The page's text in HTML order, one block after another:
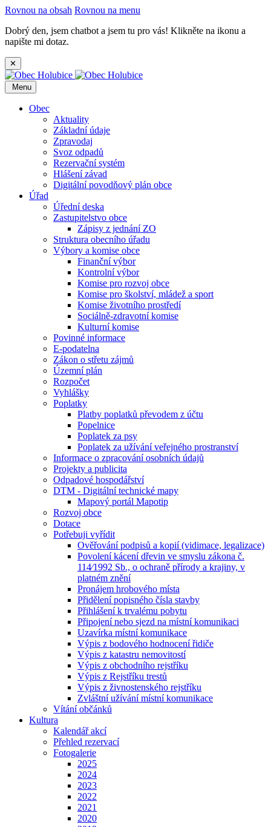
Rovnou na obsah Rovnou na menu
Dobrý den, jsem chatbot a jsem tu pro vás! Klikněte na ikonu a
napište mi dotaz.
✕
Menu
Obec
Aktuality
Základní údaje
Zpravodaj
Svoz odpadů
Rezervační systém
Hlášení závad
Digitální povodňový plán obce
Úřad
Úřední deska
Zastupitelstvo obce
Zápisy z jednání ZO
Struktura obecního úřadu
Výbory a komise obce
Finanční výbor
Kontrolní výbor
Komise pro rozvoj obce
Komise pro školství, mládež a sport
Komise životního prostředí
Sociálně-zdravotní komise
Kulturní komise
Povinné informace
E-podatelna
Zákon o střetu zájmů
Územní plán
Rozpočet
Vyhlášky
Poplatky
Platby poplatků převodem z účtu
Popelnice
Poplatek za psy
Poplatek za užívání veřejného prostranství
Informace o zpracování osobních údajů
Projekty a publicita
Odpadové hospodářství
DTM - Digitální technické mapy
Mapový portál Mapotip
Rozvoj obce
Dotace
Potřebuji vyřídit
Ověřování podpisů a kopií (vidimace, legalizace)
Povolení kácení dřevin ve smyslu zákona č.
114⁄1992 Sb., o ochraně přírody a krajiny, v
platném znění
Pronájem hrobového místa
Přidělení popisného čísla stavby
Přihlášení k trvalému pobytu
Připojení nebo sjezd na místní komunikaci
Uzavírka místní komunikace
Výpis z bodového hodnocení řidiče
Výpis z katastru nemovitostí
Výpis z obchodního rejstříku
Výpis z Rejstříku trestů
Výpis z živnostenského rejstříku
Zvláštní užívání místní komunikace
Vítání občánků
Kultura
Kalendář akcí
Přehled rezervací
Fotogalerie
2025
2024
2023
2022
2021
2020